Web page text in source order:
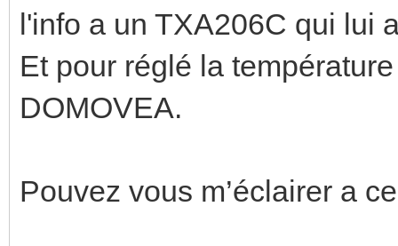
l'info a un TXA206C qui lui
Et pour réglé la
DOMOVEA.
Pouvez vous m’éclairer a